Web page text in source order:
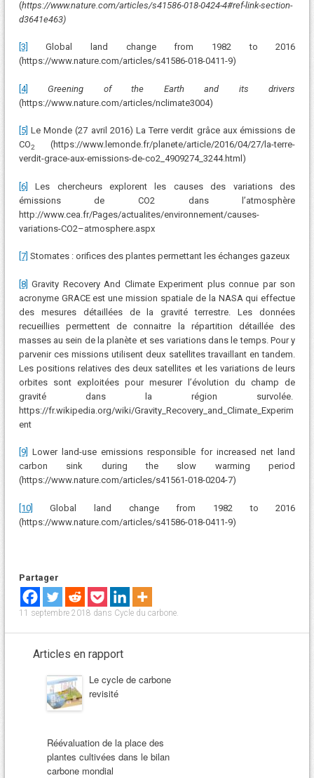
(https://www.nature.com/articles/s41586-018-0424-4#ref-link-section-
d3641e463)
[3]
Global land change from 1982 to 2016
(https://www.nature.com/articles/s41586-018-0411-9)
[4]
Greening of the Earth and its drivers
(https://www.nature.com/articles/nclimate3004)
[5] Le Monde (27 avril 2016) La Terre verdit grâce aux émissions de
CO2(https://www.lemonde.fr/planete/article/2016/04/27/la-terre-
verdit-grace-aux-emissions-de-co2_4909274_3244.html)
[6]
Les chercheurs explorent les causes des variations des
émissions de CO2 dans l’atmosphère
http://www.cea.fr/Pages/actualites/environnement/causes-
variations-CO2–atmosphere.aspx
[7] Stomates : orifices des plantes permettant les échanges gazeux
[8] Gravity Recovery And Climate Experiment plus connue par son
acronyme GRACE est une mission spatiale de la NASA qui effectue
des mesures détaillées de la gravité terrestre. Les données
recueillies permettent de connaitre la répartition détaillée des
masses au sein de la planète et ses variations dans le temps. Pour y
parvenir ces missions utilisent deux satellites travaillant en tandem.
Les positions relatives des deux satellites et les variations de leurs
orbites sont exploitées pour mesurer l’évolution du champ de
gravité dans la région survolée.
https://fr.wikipedia.org/wiki/Gravity_Recovery_and_Climate_Experim
ent
[9] Lower land-use emissions responsible for increased net land
carbon sink during the slow warming period
(https://www.nature.com/articles/s41561-018-0204-7)
[10]
Global land change from 1982 to 2016
(https://www.nature.com/articles/s41586-018-0411-9)
Partager
11 septembre 2018 dans Cycle du carbone.
Articles en rapport
Le cycle de carbone
revisité
Réévaluation de la place des
plantes cultivées dans le bilan
carbone mondial